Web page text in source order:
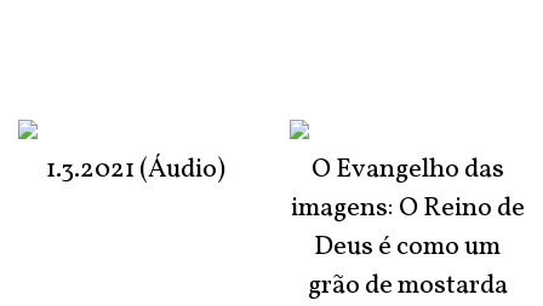
1.3.2021 (Áudio)
O Evangelho das
imagens: O Reino de
Deus é como um
grão de mostarda